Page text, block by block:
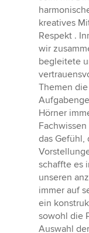
kreatives
Respekt .
wir
begleitete
Themen
Hörner
das Gefühl,
schaffte es
unseren
immer auf
ein
sowohl die
Auswahl